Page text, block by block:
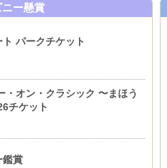
ニー懸賞
パークチケット
・オン・クラシック 〜まほう
チケット
鑑賞